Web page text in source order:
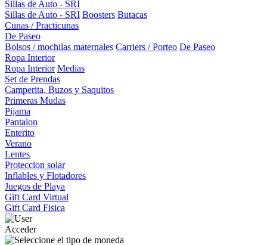
Sillas de Auto - SRI
Sillas de Auto - SRI Boosters Butacas
Cunas / Practicunas
De Paseo
Bolsos / mochilas maternales Carriers / Porteo De Paseo
Ropa Interior
Ropa Interior Medias
Set de Prendas
Camperita, Buzos y Saquitos
Primeras Mudas
Pijama
Pantalon
Enterito
Verano
Lentes
Proteccion solar
Inflables y Flotadores
Juegos de Playa
Gift Card Virtual
Gift Card Fisica
Acceder